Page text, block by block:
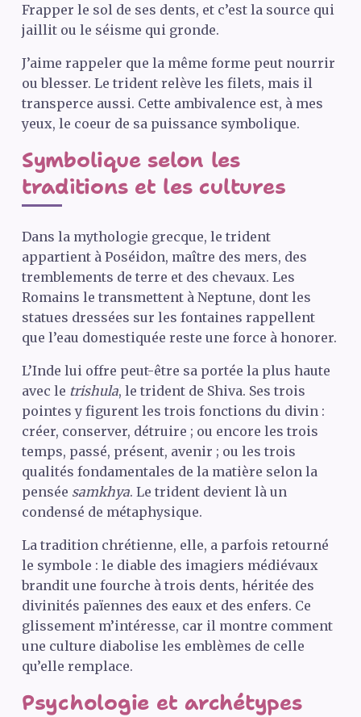
Frapper le sol de ses dents, et c’est la source qui
jaillit ou le séisme qui gronde.
J’aime rappeler que la même forme peut nourrir
ou blesser. Le trident relève les filets, mais il
transperce aussi. Cette ambivalence est, à mes
yeux, le coeur de sa puissance symbolique.
Symbolique selon les
traditions et les cultures
Dans la mythologie grecque, le trident
appartient à Poséidon, maître des mers, des
tremblements de terre et des chevaux. Les
Romains le transmettent à Neptune, dont les
statues dressées sur les fontaines rappellent
que l’eau domestiquée reste une force à honorer.
L’Inde lui offre peut-être sa portée la plus haute
avec le trishula, le trident de Shiva. Ses trois
pointes y figurent les trois fonctions du divin :
créer, conserver, détruire ; ou encore les trois
temps, passé, présent, avenir ; ou les trois
qualités fondamentales de la matière selon la
pensée samkhya. Le trident devient là un
condensé de métaphysique.
La tradition chrétienne, elle, a parfois retourné
le symbole : le diable des imagiers médiévaux
brandit une fourche à trois dents, héritée des
divinités païennes des eaux et des enfers. Ce
glissement m’intéresse, car il montre comment
une culture diabolise les emblèmes de celle
qu’elle remplace.
Psychologie et archétypes